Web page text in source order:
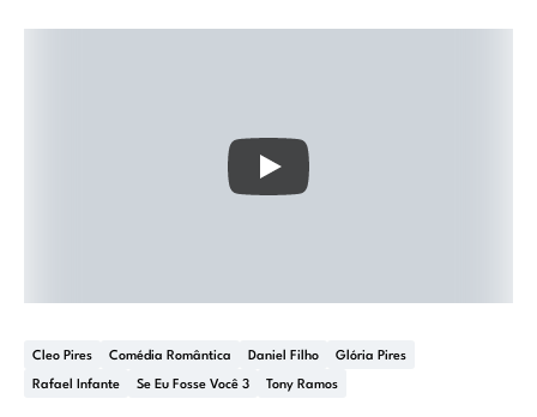
Cleo Pires Comédia Romântica Daniel Filho Glória Pires
Rafael Infante Se Eu Fosse Você 3 Tony Ramos